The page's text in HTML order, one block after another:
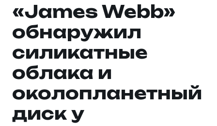
«James Webb»
обнаружил
силикатные
облака и
околопланетный
диск у